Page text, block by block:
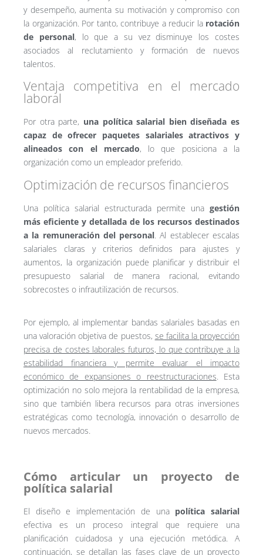
y desempeño, aumenta su motivación y compromiso con
la organización. Por tanto, contribuye a reducir la rotación
de personal, lo que a su vez disminuye los costes
asociados al reclutamiento y formación de nuevos
talentos.
Ventaja competitiva en el mercado
laboral
Por otra parte, una política salarial bien diseñada es
capaz de ofrecer paquetes salariales atractivos y
alineados con el mercado, lo que posiciona a la
organización como un empleador preferido.
Optimización de recursos financieros
Una política salarial estructurada permite una gestión
más eficiente y detallada de los recursos destinados
a la remuneración del personal. Al establecer escalas
salariales claras y criterios definidos para ajustes y
aumentos, la organización puede planificar y distribuir el
presupuesto salarial de manera racional, evitando
sobrecostes o infrautilización de recursos.
Por ejemplo, al implementar bandas salariales basadas en
una valoración objetiva de puestos, se facilita la proyección
precisa de costes laborales futuros, lo que contribuye a la
estabilidad financiera y permite evaluar el impacto
económico de expansiones o reestructuraciones. Esta
optimización no solo mejora la rentabilidad de la empresa,
sino que también libera recursos para otras inversiones
estratégicas como tecnología, innovación o desarrollo de
nuevos mercados.
Cómo articular un proyecto de
política salarial
El diseño e implementación de una política salarial
efectiva es un proceso integral que requiere una
planificación cuidadosa y una ejecución metódica. A
continuación, se detallan las fases clave de un proyecto